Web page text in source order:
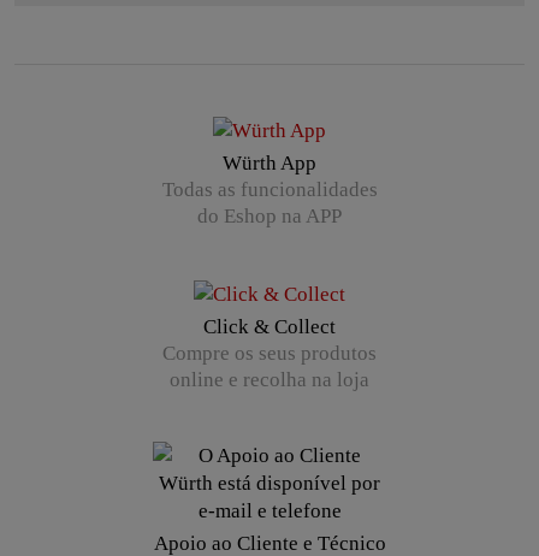
Würth App
Todas as funcionalidades
do Eshop na APP
Click & Collect
Compre os seus produtos
online e recolha na loja
Apoio ao Cliente e Técnico